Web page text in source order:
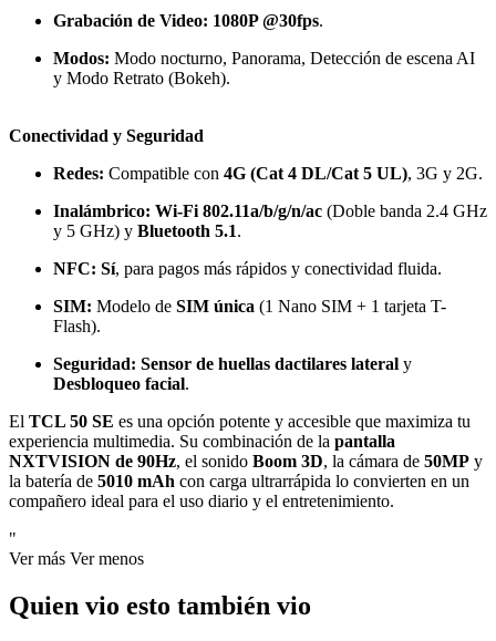
Grabación de Video: 1080P @30fps.
Modos: Modo nocturno, Panorama, Detección de escena AI
y Modo Retrato (Bokeh).
Conectividad y Seguridad
Redes: Compatible con 4G (Cat 4 DL/Cat 5 UL), 3G y 2G.
Inalámbrico: Wi-Fi 802.11a/b/g/n/ac (Doble banda 2.4 GHz
y 5 GHz) y Bluetooth 5.1.
NFC: Sí, para pagos más rápidos y conectividad fluida.
SIM: Modelo de SIM única (1 Nano SIM + 1 tarjeta T-
Flash).
Seguridad: Sensor de huellas dactilares lateral y
Desbloqueo facial.
El TCL 50 SE es una opción potente y accesible que maximiza tu
experiencia multimedia. Su combinación de la pantalla
NXTVISION de 90Hz, el sonido Boom 3D, la cámara de 50MP y
la batería de 5010 mAh con carga ultrarrápida lo convierten en un
compañero ideal para el uso diario y el entretenimiento.
"
Ver más Ver menos
Quien vio esto también vio